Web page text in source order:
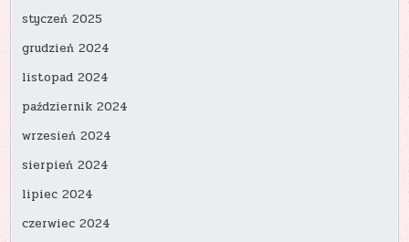
styczeń 2025
grudzień 2024
listopad 2024
październik 2024
wrzesień 2024
sierpień 2024
lipiec 2024
czerwiec 2024